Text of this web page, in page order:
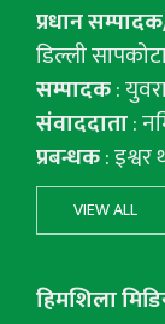
प्रधान
डिल्ली
सम्पादक:
संवाददाता:
प्रबन्धक: इश्वर
VIEW ALL
हिमशिला